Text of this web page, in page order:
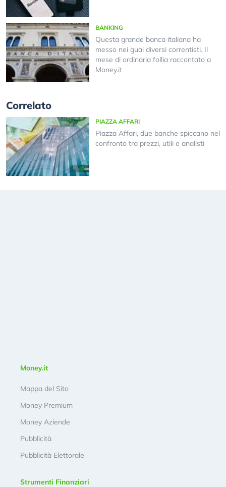
BANKING
Questa grande banca italiana ha
messo nei guai diversi correntisti. Il
mese di ordinaria follia raccontato a
Money.it
Correlato
PIAZZA AFFARI
Piazza Affari, due banche spiccano nel
confronto tra prezzi, utili e analisti
Money.it
Mappa del Sito
Money Premium
Money Aziende
Pubblicità
Pubblicità Elettorale
Strumenti Finanziari